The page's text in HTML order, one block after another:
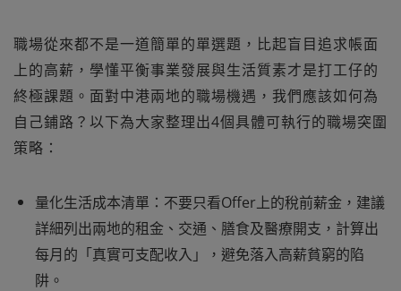
職場從來都不是一道簡單的單選題，比起盲目追求帳面
上的高薪，學懂平衡事業發展與生活質素才是打工仔的
終極課題。面對中港兩地的職場機遇，我們應該如何為
自己鋪路？以下為大家整理出4個具體可執行的職場突圍
策略：
量化生活成本清單：不要只看Offer上的稅前薪金，建議
詳細列出兩地的租金、交通、膳食及醫療開支，計算出
每月的「真實可支配收入」，避免落入高薪貧窮的陷
阱。